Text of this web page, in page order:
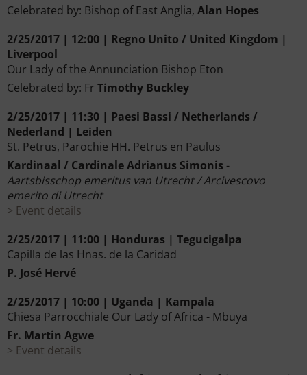
Celebrated by: Bishop of East Anglia, Alan Hopes
2/25/2017 | 12:00 | Regno Unito / United Kingdom |
Liverpool
Our Lady of the Annunciation Bishop Eton
Celebrated by: Fr Timothy Buckley
2/25/2017 | 11:30 | Paesi Bassi / Netherlands /
Nederland | Leiden
St. Petrus, Parochie HH. Petrus en Paulus
Kardinaal / Cardinale Adrianus Simonis -
Aartsbisschop emeritus van Utrecht / Arcivescovo
emerito di Utrecht
Event details
2/25/2017 | 11:00 | Honduras | Tegucigalpa
Capilla de las Hnas. de la Caridad
P. José Hervé
2/25/2017 | 10:00 | Uganda | Kampala
Chiesa Parrocchiale Our Lady of Africa - Mbuya
Fr. Martin Agwe
Event details